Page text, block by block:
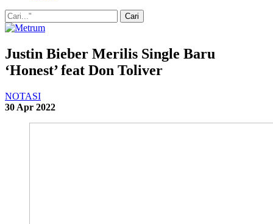
Justin Bieber Merilis Single Baru
‘Honest’ feat Don Toliver
NOTASI
30 Apr 2022